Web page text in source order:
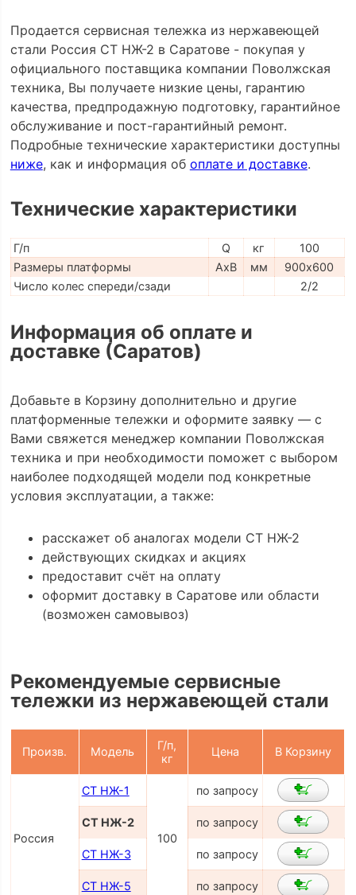
Продается сервисная тележка из нержавеющей
стали Россия СТ НЖ-2 в Саратове - покупая у
официального поставщика компании Поволжская
техника, Вы получаете низкие цены, гарантию
качества, предпродажную подготовку, гарантийное
обслуживание и пост-гарантийный ремонт.
Подробные технические характеристики доступны
ниже, как и информация об оплате и доставке.
Технические характеристики
Г/п Q кг
100
Размеры платформы
AxB мм
900х600
Число колес спереди/сзади
2/2
Информация об оплате и
доставке (Саратов)
Добавьте в Корзину дополнительно и другие
платформенные тележки и оформите заявку — с
Вами свяжется менеджер компании Поволжская
техника и при необходимости поможет с выбором
наиболее подходящей модели под конкретные
условия эксплуатации, а также:
расскажет об аналогах модели СТ НЖ-2
действующих скидках и акциях
предоставит счёт на оплату
оформит доставку в Саратове или области
(возможен самовывоз)
Рекомендуемые сервисные
тележки из нержавеющей стали
Произв. Модель
Г/п,
кг
Цена В Корзину
Россия
СТ НЖ-1
100
по запросу
СТ НЖ-2 по запросу
СТ НЖ-3 по запросу
СТ НЖ-5 по запросу